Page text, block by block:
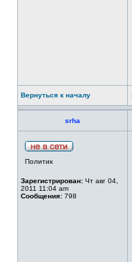
Вернуться к началу
srha
Политик
Зарегистрирован: Чт авг 04,
2011 11:04 am
Сообщения: 798